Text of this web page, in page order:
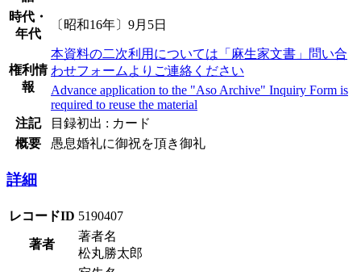
時代・
年代
〔昭和16年〕9月5日
権利情
報
本資料の二次利用については「麻生家文書」問い合
わせフォームよりご連絡ください
Advance application to the "Aso Archive" Inquiry Form is
required to reuse the material
注記
目録初出 : カード
概要
愚息婚礼に御祝を頂き御礼
詳細
レコードID 5190407
著者
著者名
松丸勝太郎